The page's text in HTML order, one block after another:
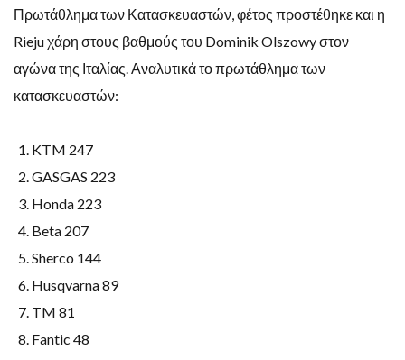
Πρωτάθλημα των Κατασκευαστών, φέτος προστέθηκε και η
Rieju χάρη στους βαθμούς του Dominik Olszowy στον
αγώνα της Ιταλίας. Αναλυτικά το πρωτάθλημα των
κατασκευαστών:
KTM 247
GASGAS 223
Honda 223
Beta 207
Sherco 144
Husqvarna 89
TM 81
Fantic 48